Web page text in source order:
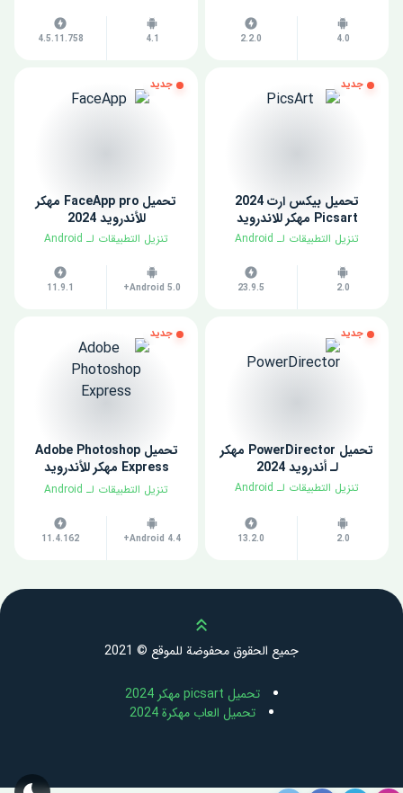
4.0
2.2.0
4.1
4.5.11.758
جديد
تحميل بيكس ارت 2024
Picsart مهكر للاندرويد
​تنزيل التطبيقات لـ ​Android
2.0
23.9.5
جديد
تحميل FaceApp pro مهكر
للأندرويد 2024
​تنزيل التطبيقات لـ ​Android
Android 5.0+
11.9.1
جديد
تحميل PowerDirector مهكر
لـ أندرويد 2024
​تنزيل التطبيقات لـ ​Android
2.0
13.2.0
جديد
تحميل Adobe Photoshop
Express مهكر للأندرويد
2024
​تنزيل التطبيقات لـ ​Android
Android 4.4+
11.4.162
Scroll up
جميع الحقوق محفوضة للموقع © 2021
تحميل picsart مهكر 2024
تحميل العاب مهكرة 2024